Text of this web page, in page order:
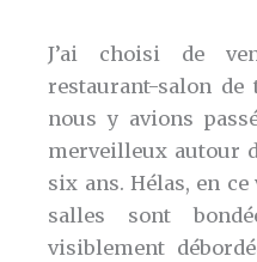
J’ai choisi de
restaurant-salon de
nous y avions
merveilleux autour
six ans. Hélas, en
salles sont
visiblement